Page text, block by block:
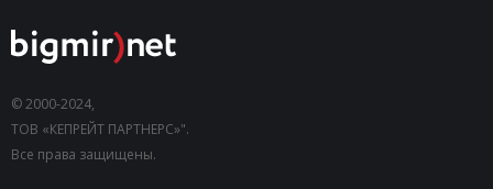
© 2000-2024,
ТОВ «КЕПРЕЙТ ПАРТНЕРС»".
Все права защищены.